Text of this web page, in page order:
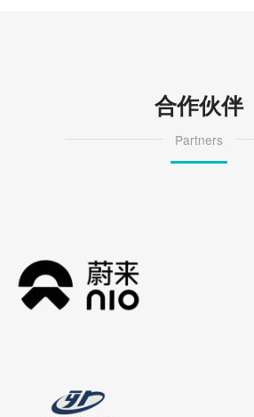
合作伙伴
Partners